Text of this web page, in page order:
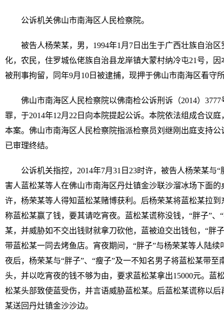
公诉机关佛山市南海区人民检察院。
被告人杨荣某，男，1994年1月7日出生于广西壮族自治
化，农民，住罗城仫佬族自治县龙岸镇大蒙村纳冷屯21号，因
被刑事拘留，同年9月10日被逮捕，现押于佛山市南海区看守
佛山市南海区人民检察院以佛南检公诉刑诉（2014）
罪，于2014年12月22日向本院提起公诉。本院依法组成合议
本案。佛山市南海区人民检察院指派检察员刘继刚出庭支持
已审理终结。
公诉机关指控，2014年7月31日23时许，被告人杨荣某与
害人蓝松某等人在佛山市南海区丹灶镇金沙联沙溜冰场下面
许，杨荣某等人得知蓝松某赌博获利。后杨荣某将蓝松某拉
称蓝松某赢了钱，要其请吃宵夜。蓝松某谎称没钱，“胖子”、
某，并威胁如不交出钱财就拿刀砍他，蓝被迫交出钱包，“胖
带蓝松某一同去烤鱼店。宵夜期间，“胖子”与杨荣某等人陆
夜后，杨荣某与“胖子”、“瘦子”及一不知名男子将蓝松某带
头，并以吃宵夜的钱不够为由，要求蓝松某拿出15000元。蓝
松某头部致使蓝受伤，并言语威胁蓝松某。后蓝松某谎称以
某送回丹灶镇金沙沙边。